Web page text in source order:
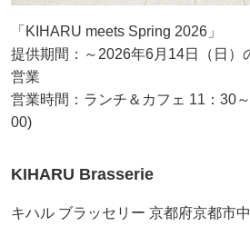
「KIHARU meets Spring 2026」
提供期間：～2026年6月14日（日）
営業
営業時間：ランチ＆カフェ 11：30
00)
KIHARU Brasserie
キハル ブラッセリー 京都府京都市